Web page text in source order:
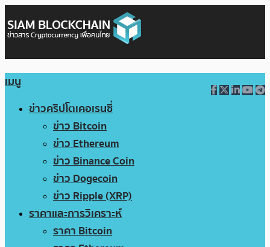
เมนู
ข่าวคริปโตเคอเรนซี่
ข่าว Bitcoin
ข่าว Ethereum
ข่าว Binance Coin
ข่าว Dogecoin
ข่าว Ripple (XRP)
ราคาและการวิเคราะห์
ราคา Bitcoin